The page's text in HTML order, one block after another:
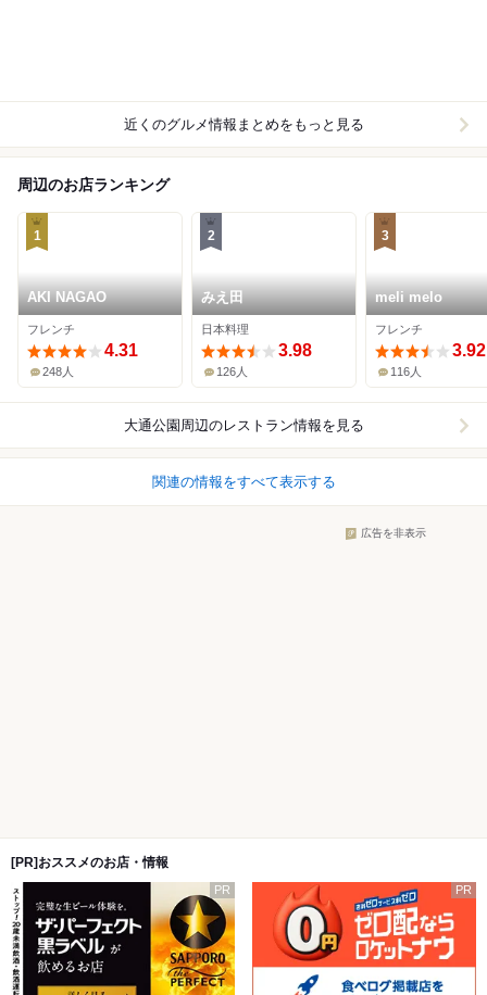
近くのグルメ情報まとめをもっと見る
周辺のお店ランキング
1
AKI NAGAO
フレンチ
4.31
248人
2
みえ田
日本料理
3.98
126人
3
meli melo
フレンチ
3.92
116人
大通公園周辺のレストラン情報を見る
関連の情報をすべて表示する
広告を非表示
[PR]おススメのお店・情報
PR PR